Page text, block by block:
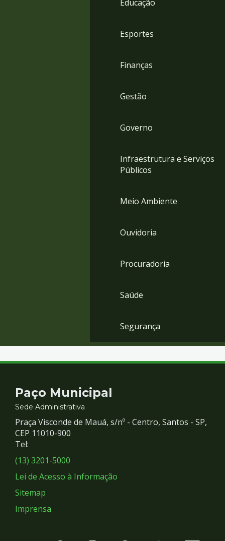
Educação
Esportes
Finanças
Gestão
Governo
Infraestrutura e Serviços
Públicos
Meio Ambiente
Ouvidoria
Procuradoria
Saúde
Segurança
Contato
e
Redes
Sociais
Paço Municipal
Sede Administrativa
Praça Visconde de Mauá, s/nº - Centro, Santos - SP,
CEP 11010-900
Tel:
(13) 3201-5000
Lei de Acesso à Informação
Sitemap
Imprensa